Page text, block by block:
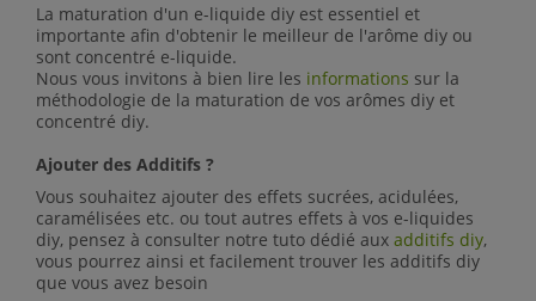
La maturation d'un e-liquide diy est essentiel et
importante afin d'obtenir le meilleur de l'arôme diy ou
sont concentré e-liquide.
Nous vous invitons à bien lire les informations sur la
méthodologie de la maturation de vos arômes diy et
concentré diy.
Ajouter des Additifs ?
Vous souhaitez ajouter des effets sucrées, acidulées,
caramélisées etc. ou tout autres effets à vos e-liquides
diy, pensez à consulter notre tuto dédié aux additifs diy,
vous pourrez ainsi et facilement trouver les additifs diy
que vous avez besoin